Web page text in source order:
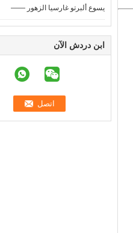
—— يسوع ألبرتو غارسيا الزهور
ابن دردش الآن